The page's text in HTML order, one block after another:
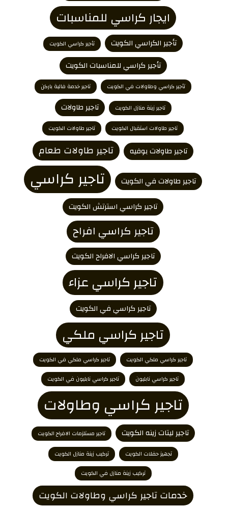
ايجار كراسي للمناسبات
تأجير الكراسي الكويت تأجير كراسي الكويت
تأجير كراسي للمناسبات الكويت
تأجير كراسي وطاولات في الكويت تاجير خدمة فالية باركن
تاجير زينة منازل الكويت تاجير طاولات
تاجير طاولات استقبال الكويت تاجير طاولات الكويت
تاجير طاولات بوفيه تاجير طاولات طعام
تاجير طاولات في الكويت تاجير كراسي
تاجير كراسي استرتش الكويت
تاجير كراسي افراح
تاجير كراسي الافراح الكويت
تاجير كراسي عزاء
تاجير كراسي في الكويت
تاجير كراسي ملكي
تاجير كراسي ملكي الكويت
تاجير كراسي ملكي في الكويت
تاجير كراسي نابليون
تاجير كراسي نابليون في الكويت
تاجير كراسي وطاولات
تاجير ليتات زينه الكويت
تاجير مستلزمات الافراح الكويت
تجهيز حفلات الكويت
تركيب زينة منازل الكويت
تركيب زينة منازل في الكويت
خدمات تاجير كراسي وطاولات الكويت